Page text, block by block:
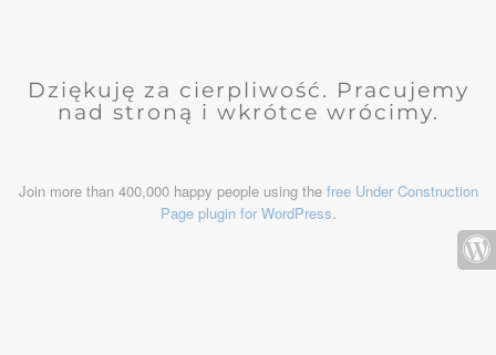
Dziękuję za cierpliwość. Pracujemy
nad stroną i wkrótce wrócimy.
Join more than 400,000 happy people using the free Under Construction
Page plugin for WordPress.